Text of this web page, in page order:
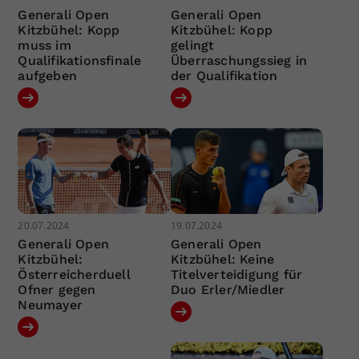
Generali Open
Kitzbühel: Kopp
muss im
Qualifikationsfinale
aufgeben
Generali Open
Kitzbühel: Kopp
gelingt
Überraschungssieg in
der Qualifikation
20.07.2024
Generali Open
Kitzbühel:
Österreicherduell
Ofner gegen
Neumayer
19.07.2024
Generali Open
Kitzbühel: Keine
Titelverteidigung für
Duo Erler/Miedler